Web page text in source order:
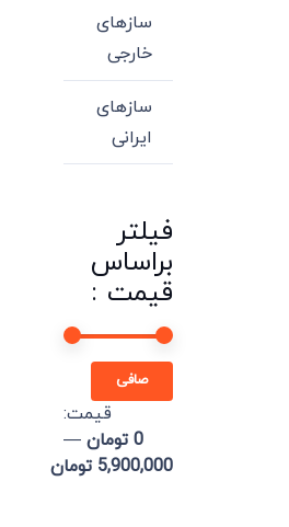
سازهای
خارجی
سازهای
ایرانی
فیلتر
براساس
قیمت :
صافی
قيمت:
0 تومان
—
5,900,000 تومان